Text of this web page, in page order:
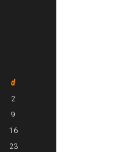
d
2
9
16
23